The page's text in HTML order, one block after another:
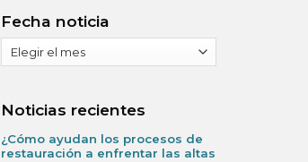
Fecha noticia
noticia
Noticias recientes
¿Cómo ayudan los procesos de
restauración a enfrentar las altas